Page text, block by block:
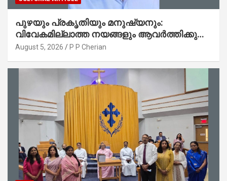
പുഴയും പ്രകൃതിയും മനുഷ്യനും:
വിവേകമില്ലാത്ത നയങ്ങളും ആവർത്തിക്കുന്ന
ദുരന്തങ്ങളും : റവ. ജെയിംസ് കെ.
August 5, 2026 P P Cherian